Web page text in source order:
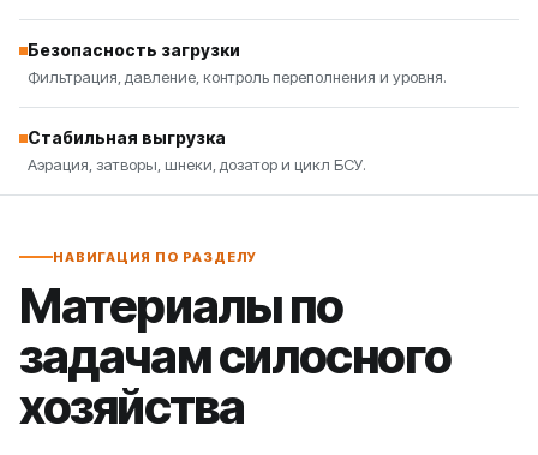
Безопасность загрузки
Фильтрация, давление, контроль переполнения и уровня.
Стабильная выгрузка
Аэрация, затворы, шнеки, дозатор и цикл БСУ.
НАВИГАЦИЯ ПО РАЗДЕЛУ
Материалы по
задачам силосного
хозяйства